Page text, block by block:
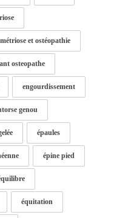
et ostéopathie
osteopathe
engourdissement
genou
épaules
épine pied
équitation